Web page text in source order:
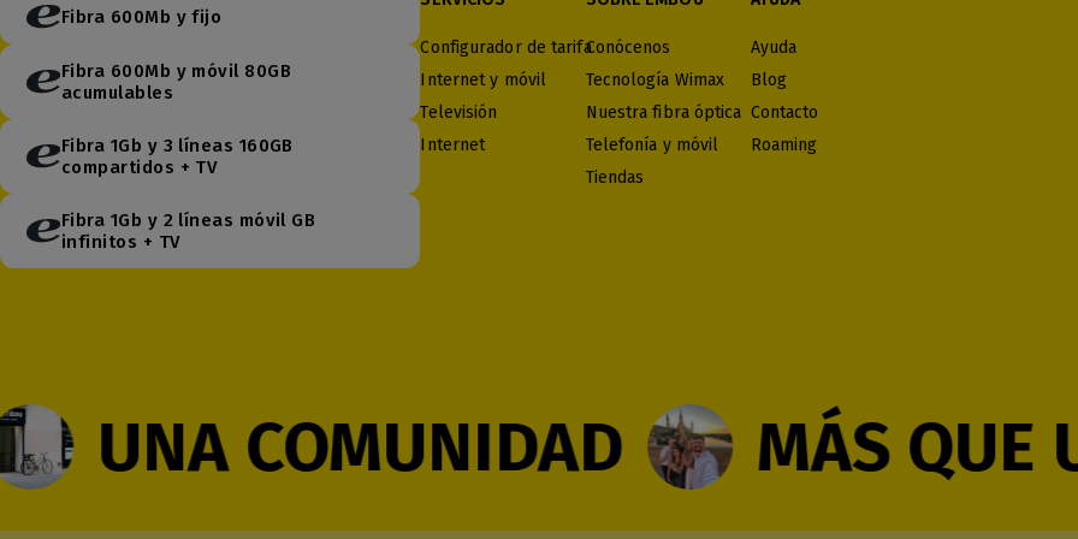
Fibra 600Mb y fijo
Fibra 600Mb y móvil 80GB
acumulables
Fibra 1Gb y 3 líneas 160GB
compartidos + TV
Fibra 1Gb y 2 líneas móvil GB
infinitos + TV
Configurador de tarifa
Internet y móvil
Televisión
Internet
Conócenos
Tecnología Wimax
Nuestra fibra óptica
Telefonía y móvil
Tiendas
Ayuda
Blog
Contacto
Roaming
COMUNIDAD MÁS QUE